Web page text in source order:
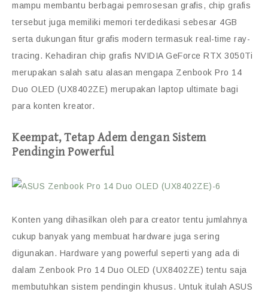
mampu membantu berbagai pemrosesan grafis, chip grafis
tersebut juga memiliki memori terdedikasi sebesar 4GB
serta dukungan fitur grafis modern termasuk real-time ray-
tracing. Kehadiran chip grafis NVIDIA GeForce RTX 3050Ti
merupakan salah satu alasan mengapa Zenbook Pro 14
Duo OLED (UX8402ZE) merupakan laptop ultimate bagi
para konten kreator.
Keempat, Tetap Adem dengan Sistem
Pendingin Powerful
Konten yang dihasilkan oleh para creator tentu jumlahnya
cukup banyak yang membuat hardware juga sering
digunakan. Hardware yang powerful seperti yang ada di
dalam Zenbook Pro 14 Duo OLED (UX8402ZE) tentu saja
membutuhkan sistem pendingin khusus. Untuk itulah ASUS